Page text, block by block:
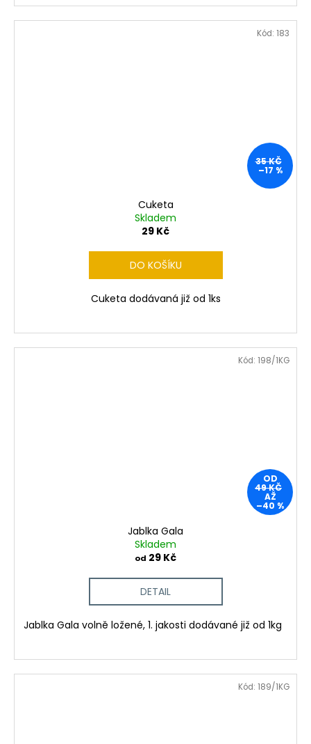
35 KČ
–17 %
Cuketa
Skladem
29 Kč
DO KOŠÍKU
Cuketa dodávaná již od 1ks
Kód: 183
OD
49 KČ
AŽ
–40 %
Jablka Gala
Skladem
od 29 Kč
DETAIL
Jablka Gala volně ložené, 1. jakosti dodávané již od 1kg
Kód: 198/1KG
Kód: 189/1KG